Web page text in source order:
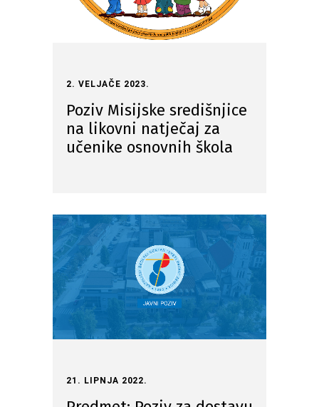
2. VELJAČE 2023.
Poziv Misijske središnjice
na likovni natječaj za
učenike osnovnih škola
21. LIPNJA 2022.